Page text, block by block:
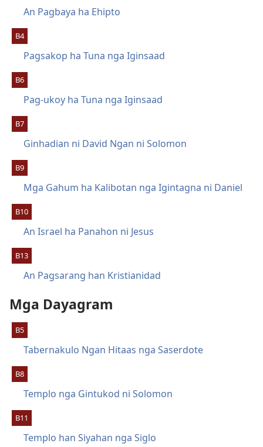
An Pagbaya ha Ehipto
B4
Pagsakop ha Tuna nga Iginsaad
B6
Pag-ukoy ha Tuna nga Iginsaad
B7
Ginhadian ni David Ngan ni Solomon
B9
Mga Gahum ha Kalibotan nga Igintagna ni Daniel
B10
An Israel ha Panahon ni Jesus
B13
An Pagsarang han Kristianidad
Mga Dayagram
B5
Tabernakulo Ngan Hitaas nga Saserdote
B8
Templo nga Gintukod ni Solomon
B11
Templo han Siyahan nga Siglo